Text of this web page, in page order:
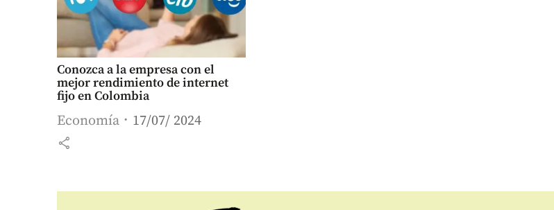
Conozca a la empresa con el
mejor rendimiento de internet
fijo en Colombia
Economía 17/07/ 2024
share